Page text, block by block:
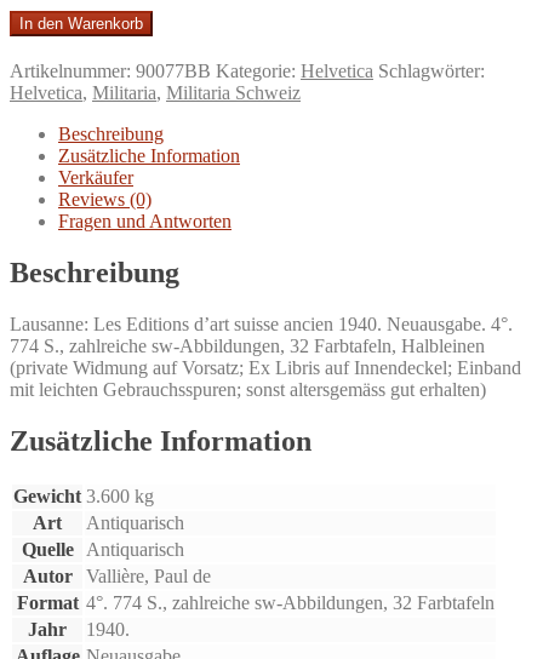
Treue
und
Ehre.
Geschichte
der
Schweizer
fremden
Diensten.
Menge
In den Warenkorb
Artikelnummer: 90077BB Kategorie: Helvetica Schlagwörter:
Helvetica, Militaria, Militaria Schweiz
Beschreibung
Zusätzliche Information
Verkäufer
Reviews (0)
Fragen und Antworten
Beschreibung
Lausanne: Les Editions d’art suisse ancien 1940. Neuausgabe. 4°.
774 S., zahlreiche sw-Abbildungen, 32 Farbtafeln, Halbleinen
(private Widmung auf Vorsatz; Ex Libris auf Innendeckel; Einband
mit leichten Gebrauchsspuren; sonst altersgemäss gut erhalten)
Zusätzliche Information
Gewicht 3.600 kg
Art
Antiquarisch
Quelle
Antiquarisch
Autor
Vallière, Paul de
Format 4°. 774 S., zahlreiche sw-Abbildungen, 32 Farbtafeln
Jahr
1940.